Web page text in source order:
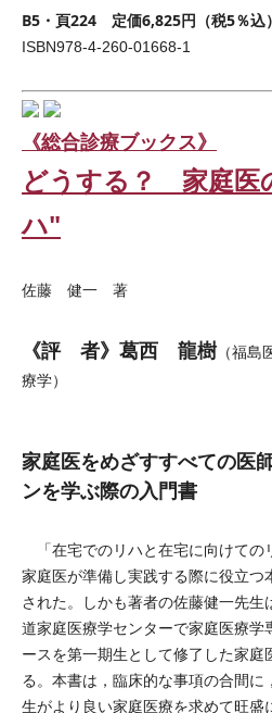
B5・頁224 定価6,825円（税5％込
ISBN978-4-260-01668-1
《総合診療ブックス》
どうする？ 家庭医
ハ"
佐藤 健一 著
《評 者》葛西 龍樹（福島
療学）
家庭医をめざすすべての医
ンを学ぶ際の入門書
「在宅でのリハと在宅に向けての
家庭医が準備し実践する際に役立つ
された。しかも著者の佐藤健一先生
道家庭医療学センターで家庭医療学
ースを第一期生として修了した家庭
る。本書は，臨床的な事項の合間に
生がより良い家庭医療を求めて旺盛